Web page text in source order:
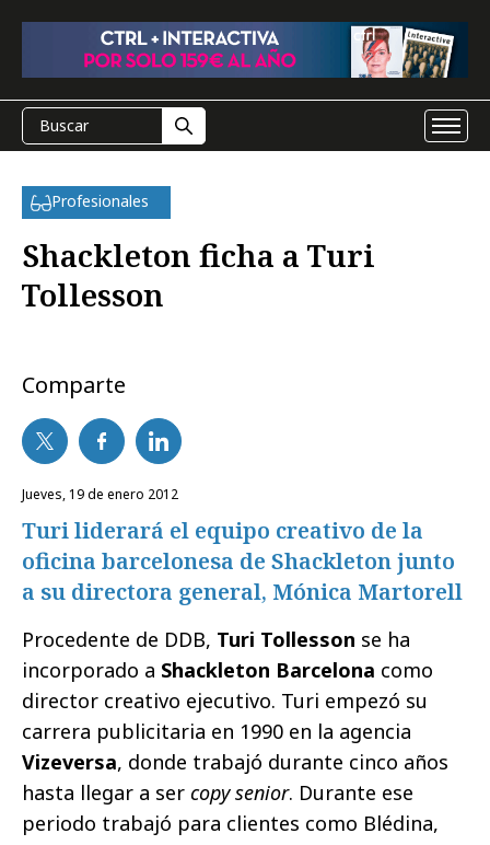
Profesionales
Shackleton ficha a Turi
Tollesson
Comparte
jueves, 19 de enero 2012
Turi liderará el equipo creativo de la
oficina barcelonesa de Shackleton junto
a su directora general, Mónica Martorell
Procedente de DDB, Turi Tollesson se ha
incorporado a Shackleton Barcelona como
director creativo ejecutivo. Turi empezó su
carrera publicitaria en 1990 en la agencia
Vizeversa, donde trabajó durante cinco años
hasta llegar a ser copy senior. Durante ese
periodo trabajó para clientes como Blédina,